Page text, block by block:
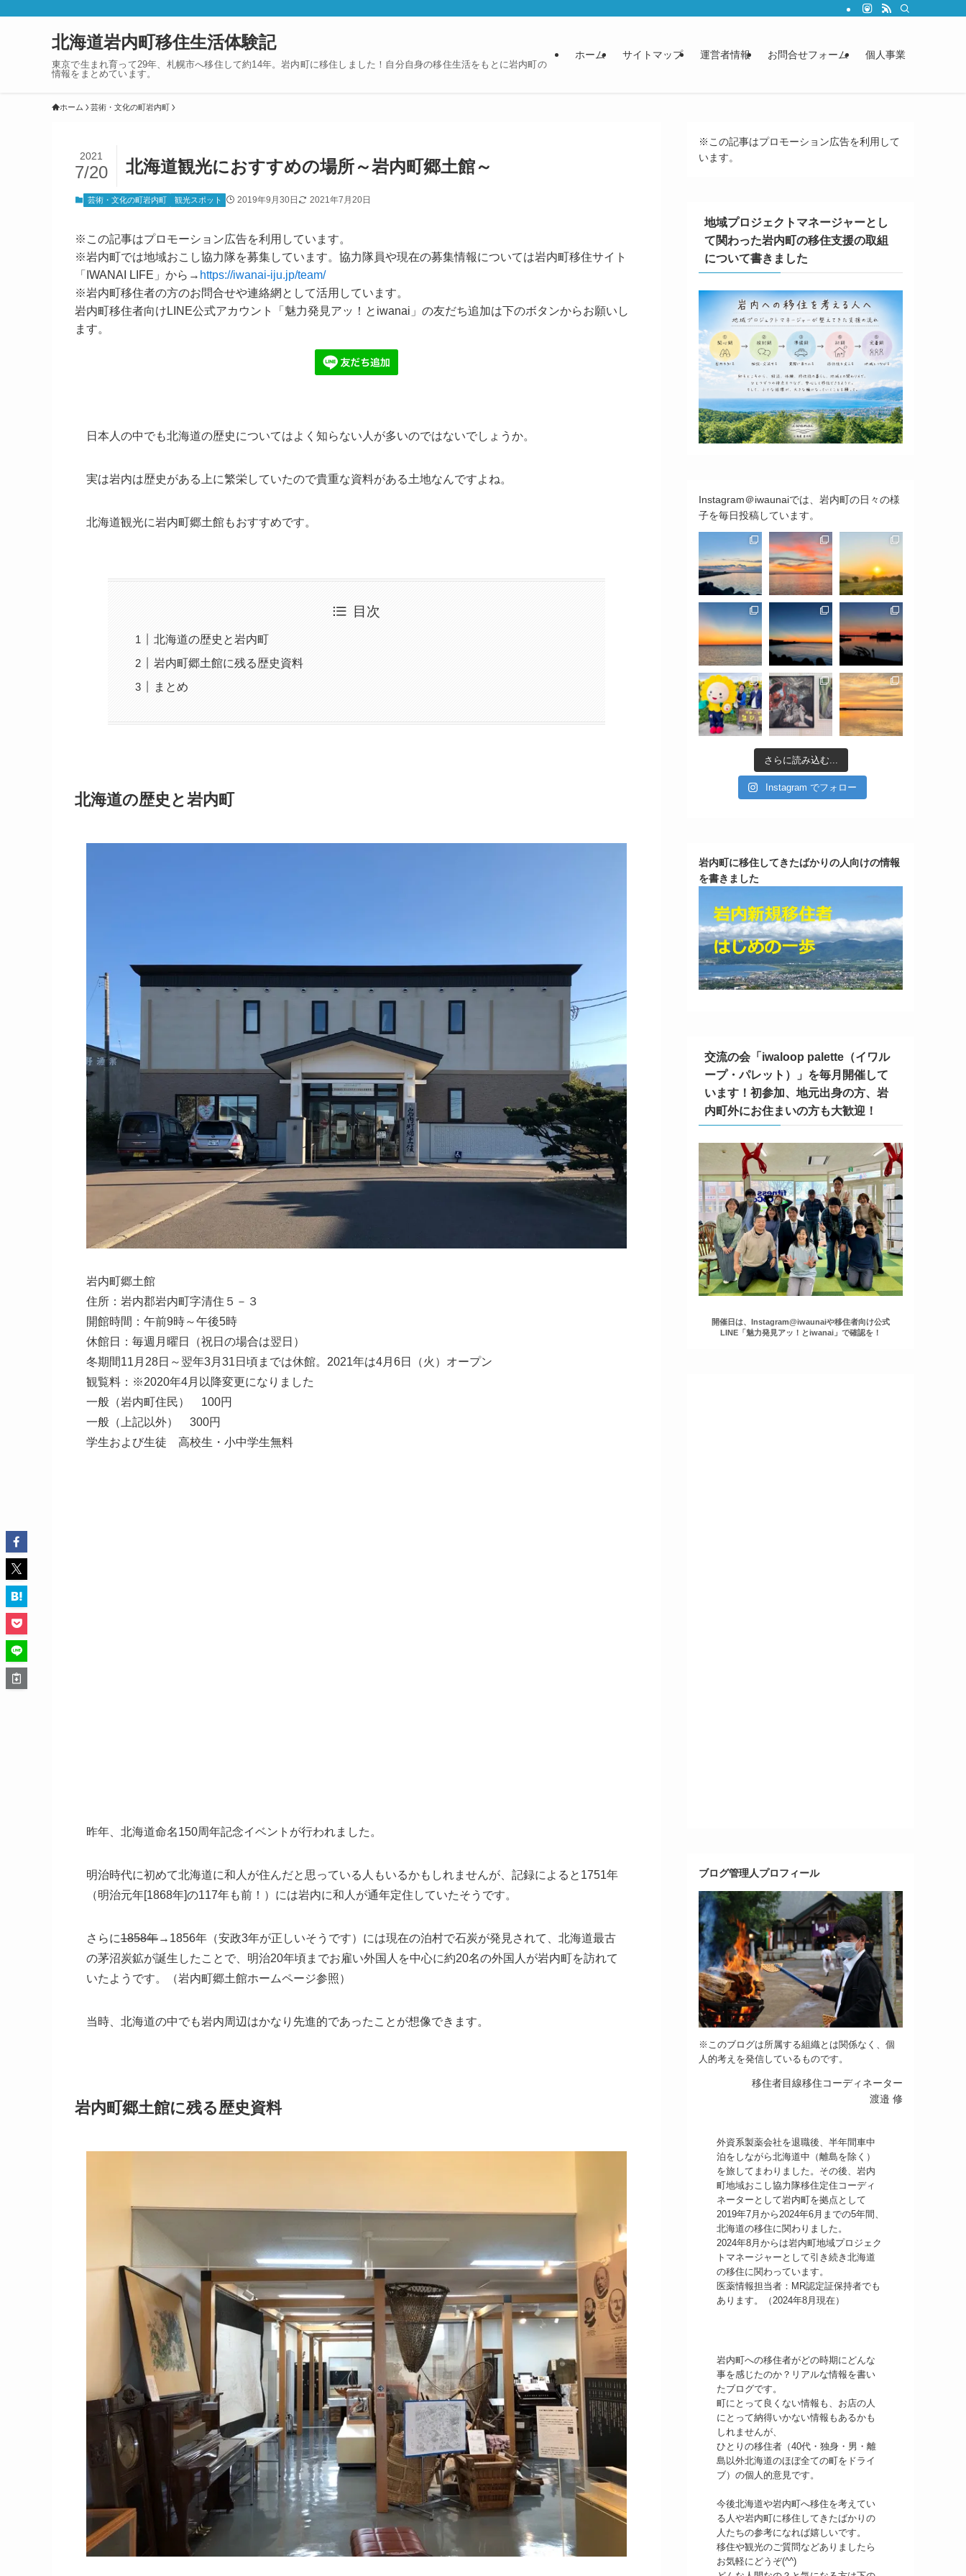
北海道岩内町移住生活体験記
東京で生まれ育って29年、札幌市へ移住して約14年。岩内町に移住しました！自分自身の移住生活をもとに岩内町の
情報をまとめています。
ホーム サイトマップ 運営者情報 お問合せフォーム 個人事業
ホーム 芸術・文化の町岩内町
北海道観光におすすめの場所～岩内町郷土館～
2021
7/20
芸術・文化の町岩内町 観光スポット 2019年9月30日 2021年7月20日
※この記事はプロモーション広告を利用しています。
※岩内町では地域おこし協力隊を募集しています。協力隊員や現在の募集情報については岩内町移住サイト
「IWANAI LIFE」から→ https://iwanai-iju.jp/team/
※岩内町移住者の方のお問合せや連絡網として活用しています。
岩内町移住者向けLINE公式アカウント「魅力発見アッ！とiwanai」の友だち追加は下のボタンからお願いし
ます。
日本人の中でも北海道の歴史についてはよく知らない人が多いのではないでしょうか。
実は岩内は歴史がある上に繁栄していたので貴重な資料がある土地なんですよね。
北海道観光に岩内町郷土館もおすすめです。
目次
北海道の歴史と岩内町
岩内町郷土館に残る歴史資料
まとめ
北海道の歴史と岩内町
岩内町郷土館
住所：岩内郡岩内町字清住５－３
開館時間：午前9時～午後5時
休館日：毎週月曜日（祝日の場合は翌日）
冬期間11月28日～翌年3月31日頃までは休館。2021年は4月6日（火）オープン
観覧料：※2020年4月以降変更になりました
一般（岩内町住民） 100円
一般（上記以外） 300円
学生および生徒 高校生・小中学生無料
昨年、北海道命名150周年記念イベントが行われました。
明治時代に初めて北海道に和人が住んだと思っている人もいるかもしれませんが、記録によると1751年
（明治元年[1868年]の117年も前！）には岩内に和人が通年定住していたそうです。
さらに1858年→1856年（安政3年が正しいそうです）には現在の泊村で石炭が発見されて、北海道最古
の茅沼炭鉱が誕生したことで、明治20年頃までお雇い外国人を中心に約20名の外国人が岩内町を訪れて
いたようです。（岩内町郷土館ホームページ参照）
当時、北海道の中でも岩内周辺はかなり先進的であったことが想像できます。
岩内町郷土館に残る歴史資料
※この記事はプロモーション広告を利用して
います。
地域プロジェクトマネージャーとし
て関わった岩内町の移住支援の取組
について書きました
Instagram＠iwaunaiでは、岩内町の日々の様
子を毎日投稿しています。
さらに読み込む...
Instagram でフォロー
岩内町に移住してきたばかりの人向けの情報
を書きました
交流の会「iwaloop palette（イワル
ープ・パレット）」を毎月開催して
います！初参加、地元出身の方、岩
内町外にお住まいの方も大歓迎！
開催日は、Instagram@iwaunaiや移住者向け公式
LINE「魅力発見アッ！とiwanai」で確認を！
ブログ管理人プロフィール
※このブログは所属する組織とは関係なく、個
人的考えを発信しているものです。
移住者目線移住コーディネーター
渡邉 修
外資系製薬会社を退職後、半年間車中
泊をしながら北海道中（離島を除く）
を旅してまわりました。その後、岩内
町地域おこし協力隊移住定住コーディ
ネーターとして岩内町を拠点として
2019年7月から2024年6月までの5年間、
北海道の移住に関わりました。
2024年8月からは岩内町地域プロジェク
トマネージャーとして引き続き北海道
の移住に関わっています。
医薬情報担当者：MR認定証保持者でも
あります。（2024年8月現在）
岩内町への移住者がどの時期にどんな
事を感じたのか？リアルな情報を書い
たブログです。
町にとって良くない情報も、お店の人
にとって納得いかない情報もあるかも
しれませんが、
ひとりの移住者（40代・独身・男・離
島以外北海道のほぼ全ての町をドライ
ブ）の個人的意見です。
今後北海道や岩内町へ移住を考えてい
る人や岩内町に移住してきたばかりの
人たちの参考になれば嬉しいです。
移住や観光のご質問などありましたら
お気軽にどうぞ(^^)